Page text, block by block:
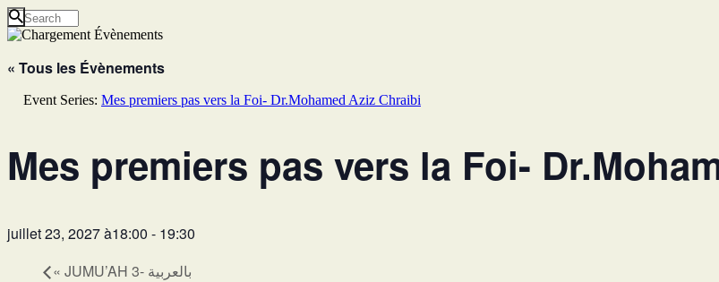
« Tous les Évènements
Event Series: Mes premiers pas vers la Foi- Dr.Mohamed Aziz Chraibi
Mes premiers pas vers la Foi-
juillet 23, 2027 à18:00 - 19:30
«
JUMU’AH 3- بالعربية